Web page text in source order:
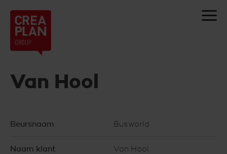
Creaplan
nv
Van Hool
Beursnaam Busworld
Naam klant Van Hool